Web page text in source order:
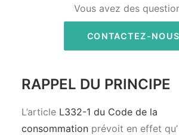
Vous avez des
CONTACTEZ-NOUS
RAPPEL DU PRINCIPE
L’article L332-1 du Code de la
consommation prévoit en effet qu’